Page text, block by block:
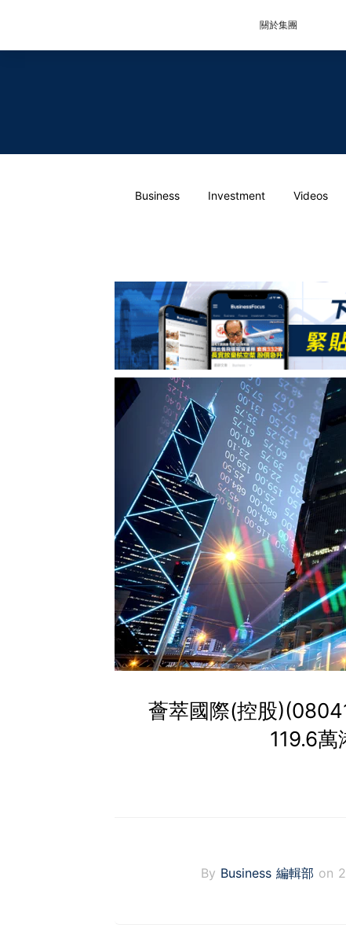
關於集團
Business Investment Videos
薈萃國際(控股
119.6萬
By Business 編輯部 on